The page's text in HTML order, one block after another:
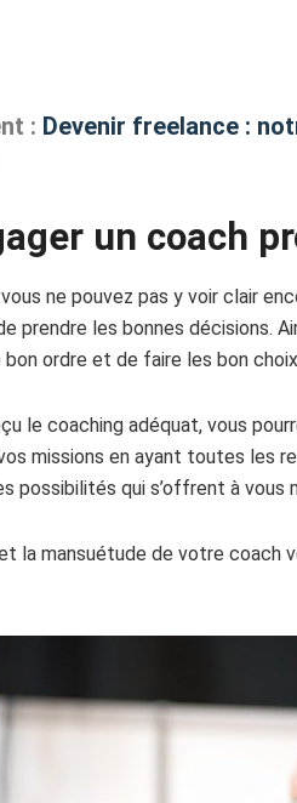
: Devenir freelance :
un coach
ne pouvez pas y voir clair
prendre les bonnes décisions.
ordre et de faire les bon
le coaching adéquat, vous
missions en ayant toutes les
possibilités qui s’offrent à vous
la mansuétude de votre coach